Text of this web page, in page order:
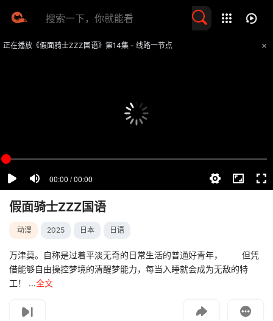
正在播放《假面骑士ZZZ国语》第14集 - 线路一节点
假面骑士ZZZ国语
动漫 2025 日本 日语
万津莫。自称是过着平淡无奇的日常生活的普通好青年， 但凭
借能够自由操控梦境的清醒梦能力，每当入睡就会成为无敌的特
工！ ...全文
如遇无法播放请提交给我们